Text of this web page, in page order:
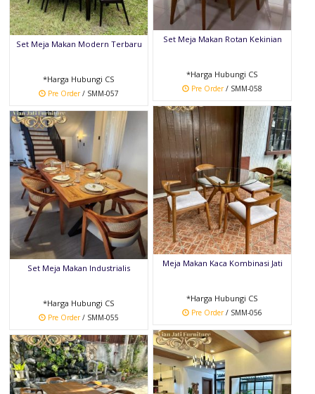
Set Meja Makan Rotan Kekinian
*Harga Hubungi CS
Pre Order/ SMM-058
Set Meja Makan Modern Terbaru
*Harga Hubungi CS
Pre Order/ SMM-057
Meja Makan Kaca Kombinasi Jati
*Harga Hubungi CS
Pre Order/ SMM-056
Set Meja Makan Industrialis
*Harga Hubungi CS
Pre Order/ SMM-055